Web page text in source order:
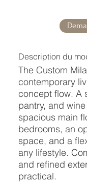
The Custom
contemporary
concept flow. A
pantry, and
spacious main
bedrooms, an
space, and a
any lifestyle.
and refined
practical.
Description du